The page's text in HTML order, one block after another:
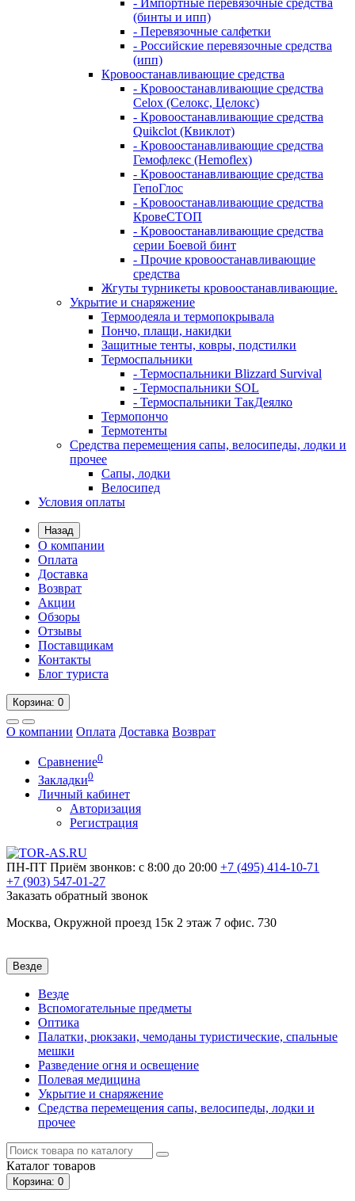
- Импортные перевязочные средства
(бинты и ипп)
- Перевязочные салфетки
- Российские перевязочные средства
(ипп)
Кровоостанавливающие средства
- Кровоостанавливающие средства
Celox (Селокс, Целокс)
- Кровоостанавливающие средства
Quikclot (Квиклот)
- Кровоостанавливающие средства
Гемофлекс (Hemoflex)
- Кровоостанавливающие средства
ГепоГлос
- Кровоостанавливающие средства
КровеСТОП
- Кровоостанавливающие средства
серии Боевой бинт
- Прочие кровоостанавливающие
средства
Жгуты турникеты кровоостанавливающие.
Укрытие и снаряжение
Термоодеяла и термопокрывала
Пончо, плащи, накидки
Защитные тенты, ковры, подстилки
Термоспальники
- Термоспальники Blizzard Survival
- Термоспальники SOL
- Термоспальники ТакДеялко
Термопончо
Термотенты
Средства перемещения сапы, велосипеды, лодки и
прочее
Сапы, лодки
Велосипед
Условия оплаты
Назад
О компании
Оплата
Доставка
Возврат
Акции
Обзоры
Отзывы
Поставщикам
Контакты
Блог туриста
Корзина: 0
О компании Оплата Доставка Возврат
Сравнение0
Закладки0
Личный кабинет
Авторизация
Регистрация
ПН-ПТ Приём звонков: с 8:00 до 20:00 +7 (495) 414-10-71
+7 (903) 547-01-27
Заказать обратный звонок
Москва, Окружной проезд 15к 2 этаж 7 офис. 730
Везде
Везде
Вспомогательные предметы
Оптика
Палатки, рюкзаки, чемоданы туристические, спальные
мешки
Разведение огня и освещение
Полевая медицина
Укрытие и снаряжение
Средства перемещения сапы, велосипеды, лодки и
прочее
Каталог товаров
Корзина: 0